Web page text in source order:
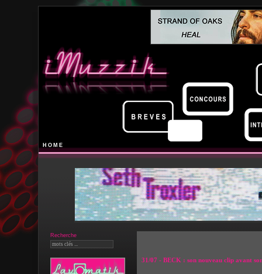
HOME
Recherche
31/07 - BECK : son nouveau clip avant